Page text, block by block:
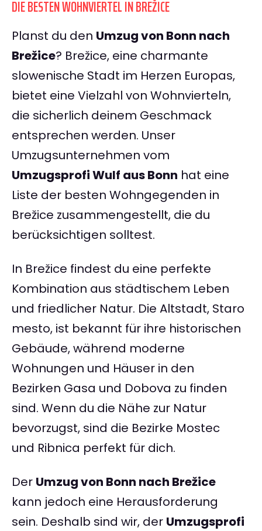
DIE BESTEN WOHNVIERTEL IN BREŽICE
Planst du den Umzug von Bonn nach
Brežice? Brežice, eine charmante
slowenische Stadt im Herzen Europas,
bietet eine Vielzahl von Wohnvierteln,
die sicherlich deinem Geschmack
entsprechen werden. Unser
Umzugsunternehmen vom
Umzugsprofi Wulf aus Bonn hat eine
Liste der besten Wohngegenden in
Brežice zusammengestellt, die du
berücksichtigen solltest.
In Brežice findest du eine perfekte
Kombination aus städtischem Leben
und friedlicher Natur. Die Altstadt, Staro
mesto, ist bekannt für ihre historischen
Gebäude, während moderne
Wohnungen und Häuser in den
Bezirken Gasa und Dobova zu finden
sind. Wenn du die Nähe zur Natur
bevorzugst, sind die Bezirke Mostec
und Ribnica perfekt für dich.
Der Umzug von Bonn nach Brežice
kann jedoch eine Herausforderung
sein. Deshalb sind wir, der Umzugsprofi